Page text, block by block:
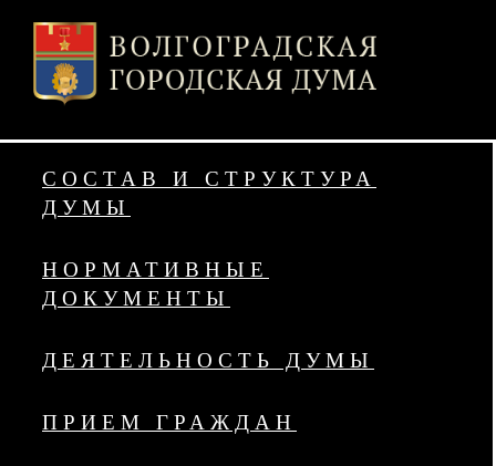
СОСТАВ И СТРУКТУРА
ДУМЫ
НОРМАТИВНЫЕ
ДОКУМЕНТЫ
ДЕЯТЕЛЬНОСТЬ ДУМЫ
ПРИЕМ ГРАЖДАН